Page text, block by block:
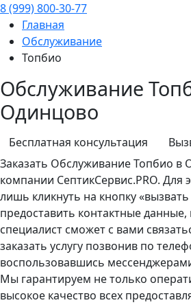
8 (999) 800-30-77
Главная
Обслуживание
Топбио
Обслуживание
Одинцово
Бесплатная консультация
Заказать ОбслуживаниеТопбио в
компании СептикСервис.PRO. Для
лишь кликнуть на кнопку
предоставить контактные
специалист сможет с вами
заказать услугу позвонив по
воспользовавшись
Мы гарантируем не только
высокое качество всех